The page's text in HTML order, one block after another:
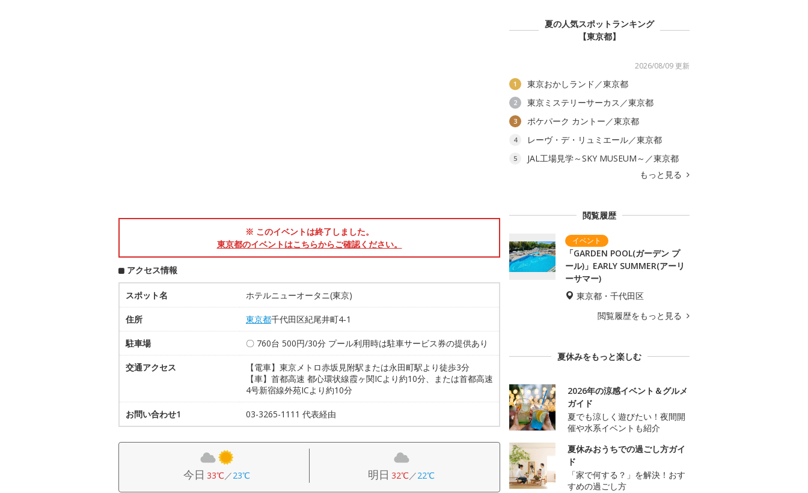
※ このイベントは終了しました。
東京都のイベントはこちらからご確認ください。
アクセス情報
スポット名 ホテルニューオータニ(東京)
住所 東京都千代田区紀尾井町4‐1
駐車場 〇 760台 500円/30分 プール利用時は駐車サービス券の提供あり
交通アクセス
【電車】東京メトロ赤坂見附駅または永田町駅より徒歩3分
【車】首都高速 都心環状線霞ヶ関ICより約10分、または首都高速
4号新宿線外苑ICより約10分
お問い合わせ1 03-3265-1111 代表経由
今日 33℃／23℃ 明日 32℃／22℃
夏の人気スポットランキング
【東京都】
2026/08/09 更新
1 東京おかしランド／東京都
2 東京ミステリーサーカス／東京都
3 ポケパーク カントー／東京都
4 レーヴ・デ・リュミエール／東京都
5
JAL工場見学～SKY MUSEUM～／東京都
もっと見る
閲覧履歴
「GARDEN POOL(ガーデン プ
ール)」EARLY SUMMER(アーリ
ーサマー)
東京都・千代田区
閲覧履歴をもっと見る
夏休みをもっと楽しむ
2026年の涼感イベント＆グルメ
ガイド
夏でも涼しく遊びたい！夜間開
催や水系イベントも紹介
夏休みおうちでの過ごし方ガイ
ド
「家で何する？」を解決！おす
すめの過ごし方